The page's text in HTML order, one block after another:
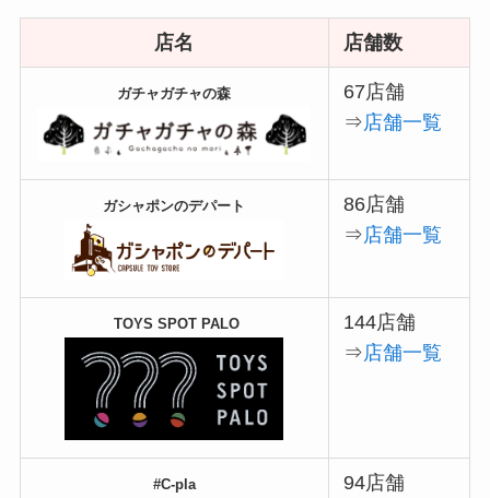
店名 店舗数
ガチャガチャの森
67店舗
⇒店舗一覧
ガシャポンのデパート
86店舗
⇒店舗一覧
TOYS SPOT PALO
144店舗
⇒店舗一覧
#C-pla 94店舗